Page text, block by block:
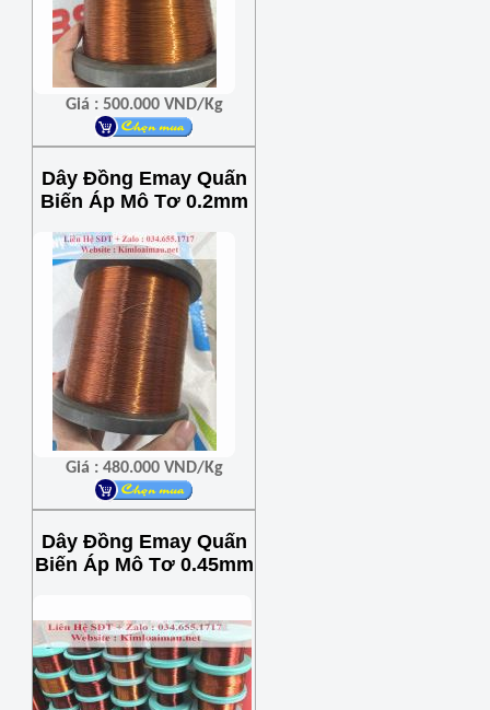
Giá : 500.000 VND/Kg
Dây Đồng Emay Quấn
Biến Áp Mô Tơ 0.2mm
Giá : 480.000 VND/Kg
Dây Đồng Emay Quấn
Biến Áp Mô Tơ 0.45mm